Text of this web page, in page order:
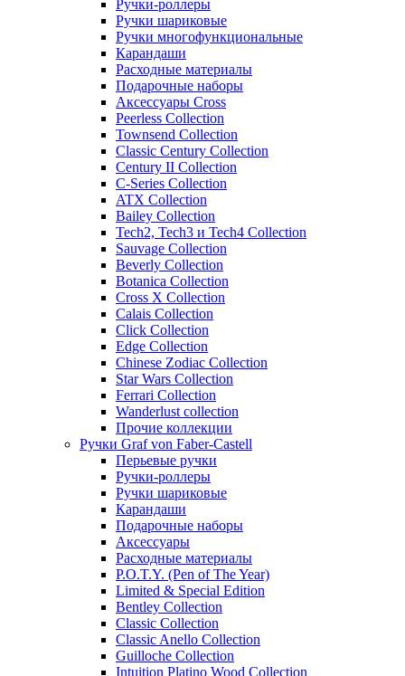
Ручки-роллеры
Ручки шариковые
Ручки многофункциональные
Карандаши
Расходные материалы
Подарочные наборы
Аксессуары Cross
Peerless Collection
Townsend Collection
Classic Century Collection
Century II Collection
C-Series Collection
ATX Collection
Bailey Collection
Tech2, Tech3 и Tech4 Collection
Sauvage Collection
Beverly Collection
Botanica Collection
Cross X Collection
Calais Collection
Click Collection
Edge Collection
Chinese Zodiac Collection
Star Wars Collection
Ferrari Collection
Wanderlust collection
Прочие коллекции
Ручки Graf von Faber-Castell
Перьевые ручки
Ручки-роллеры
Ручки шариковые
Карандаши
Подарочные наборы
Аксессуары
Расходные материалы
P.O.T.Y. (Pen of The Year)
Limited & Special Edition
Bentley Collection
Classic Collection
Classic Anello Collection
Guilloche Collection
Intuition Platino Wood Collection